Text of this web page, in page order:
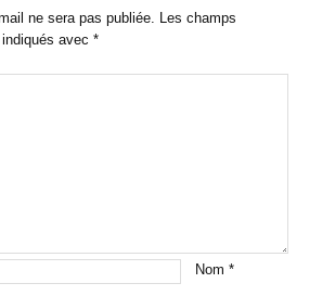
ne sera pas publiée.
Les champs
indiqués avec*
Nom*